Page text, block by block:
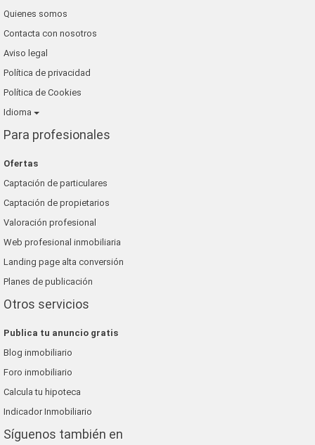
Quienes somos
Contacta con nosotros
Aviso legal
Política de privacidad
Política de Cookies
Idioma
Para profesionales
Ofertas
Captación de particulares
Captación de propietarios
Valoración profesional
Web profesional inmobiliaria
Landing page alta conversión
Planes de publicación
Otros servicios
Publica tu anuncio gratis
Blog inmobiliario
Foro inmobiliario
Calcula tu hipoteca
Indicador Inmobiliario
Síguenos también en